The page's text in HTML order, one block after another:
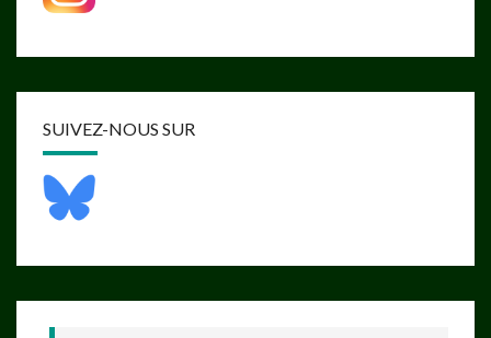
SUIVEZ-NOUS SUR